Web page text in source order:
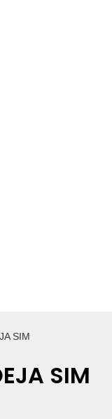
SIM
SIM